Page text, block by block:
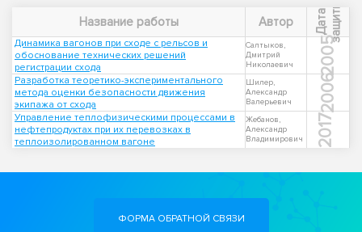
Название работы Автор Д
а
т
а
з
а
щ
и
т ы
Динамика вагонов при сходе с рельсов и
обоснование технических решений
регистрации схода
Салтыков,
Дмитрий
Николаевич
2005
Разработка теоретико-экспериментального
метода оценки безопасности движения
экипажа от схода
Шилер,
Александр
Валерьевич
2006
Управление теплофизическими процессами в
нефтепродуктах при их перевозках в
теплоизолированном вагоне
Жебанов,
Александр
Владимирович
2017
ФОРМА ОБРАТНОЙ СВЯЗИ